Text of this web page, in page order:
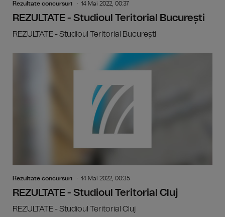
Rezultate concursuri 14 Mai 2022, 00:37
REZULTATE - Studioul Teritorial București
REZULTATE - Studioul Teritorial București
Rezultate concursuri 14 Mai 2022, 00:35
REZULTATE - Studioul Teritorial Cluj
REZULTATE - Studioul Teritorial Cluj